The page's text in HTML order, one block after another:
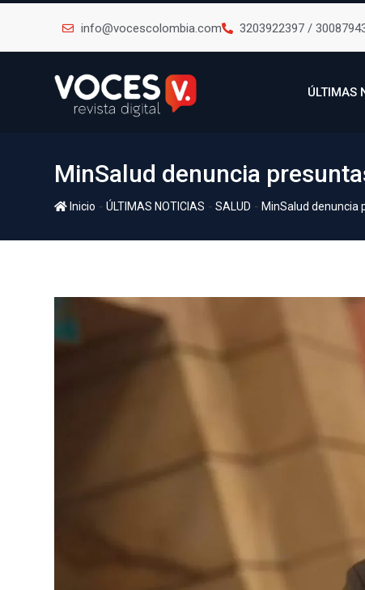
info@vocescolombia.com 3203922397 /
ÚLTIMAS
MinSalud denuncia
Inicio - ÚLTIMAS NOTICIAS - SALUD - MinSalud denuncia